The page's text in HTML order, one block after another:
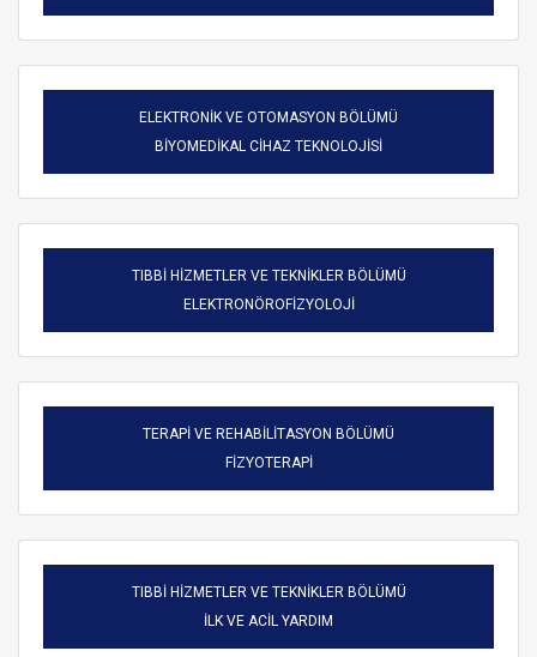
ELEKTRONİK VE OTOMASYON BÖLÜMÜ
BİYOMEDİKAL CİHAZ TEKNOLOJİSİ
TIBBİ HİZMETLER VE TEKNİKLER BÖLÜMÜ
ELEKTRONÖROFİZYOLOJİ
TERAPİ VE REHABİLİTASYON BÖLÜMÜ
FİZYOTERAPİ
TIBBİ HİZMETLER VE TEKNİKLER BÖLÜMÜ
İLK VE ACİL YARDIM